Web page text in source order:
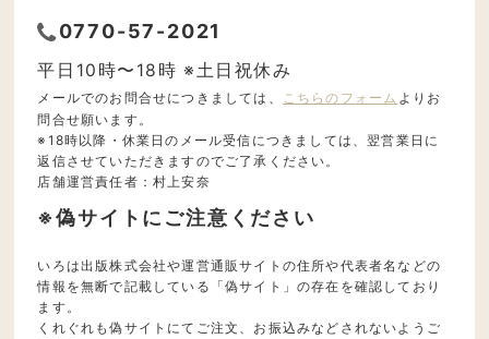
0770-57-2021
平日10時〜18時 ※土日祝休み
メールでのお問合せにつきましては、 こちらのフォーム よりお
問合せ願います。
※18時以降・休業日のメール受信につきましては、翌営業日に
返信させていただきますのでご了承ください。
店舗運営責任者：村上安奈
※偽サイトにご注意ください
いろは出版株式会社や運営通販サイトの住所や代表者名などの
情報を無断で記載している「偽サイト」の存在を確認しており
ます。
くれぐれも偽サイトにてご注文、お振込みなどされないようご